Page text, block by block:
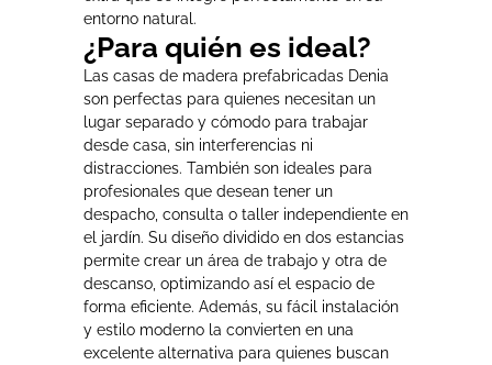
entorno natural.
¿Para quién es ideal?
Las casas de madera prefabricadas Denia
son perfectas para quienes necesitan un
lugar separado y cómodo para trabajar
desde casa, sin interferencias ni
distracciones. También son ideales para
profesionales que desean tener un
despacho, consulta o taller independiente en
el jardín. Su diseño dividido en dos estancias
permite crear un área de trabajo y otra de
descanso, optimizando así el espacio de
forma eficiente. Además, su fácil instalación
y estilo moderno la convierten en una
excelente alternativa para quienes buscan